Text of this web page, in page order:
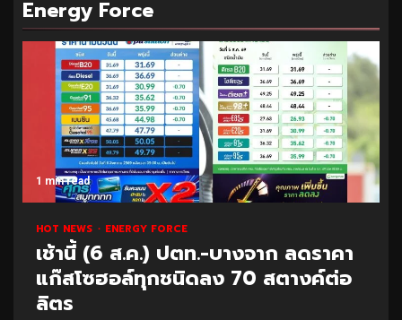
Energy Force
1 min read
HOT NEWS ENERGY FORCE
เช้านี้ (6 ส.ค.) ปตท.-บางจาก ลดราคา
แก๊สโซฮอล์ทุกชนิดลง 70 สตางค์ต่อ
ลิตร